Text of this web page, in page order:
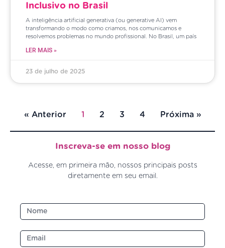
Inclusivo no Brasil
A inteligência artificial generativa (ou generative AI) vem
transformando o modo como criamos, nos comunicamos e
resolvemos problemas no mundo profissional. No Brasil, um país
LER MAIS »
23 de julho de 2025
« Anterior 1 2 3 4 Próxima »
Inscreva-se em nosso blog
Acesse, em primeira mão, nossos principais posts
diretamente em seu email.